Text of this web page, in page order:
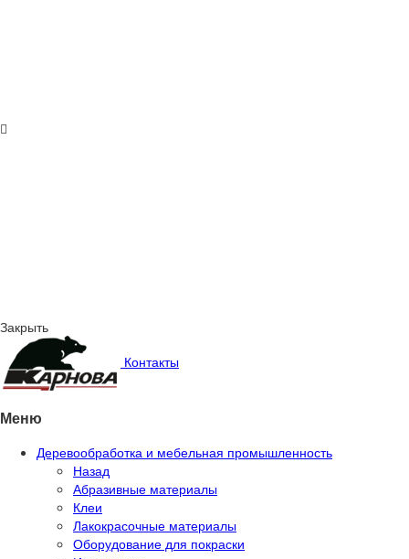
Закрыть
Контакты
Меню
Деревообработка и мебельная промышленность
Назад
Абразивные материалы
Клеи
Лакокрасочные материалы
Оборудование для покраски